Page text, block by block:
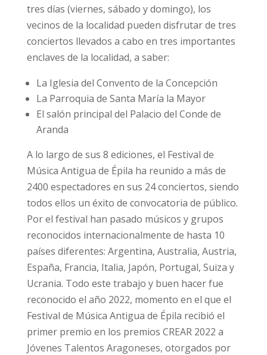
tres días (viernes, sábado y domingo), los
vecinos de la localidad pueden disfrutar de tres
conciertos llevados a cabo en tres importantes
enclaves de la localidad, a saber:
La Iglesia del Convento de la Concepción
La Parroquia de Santa María la Mayor
El salón principal del Palacio del Conde de
Aranda
A lo largo de sus 8 ediciones, el Festival de
Música Antigua de Épila ha reunido a más de
2400 espectadores en sus 24 conciertos, siendo
todos ellos un éxito de convocatoria de público.
Por el festival han pasado músicos y grupos
reconocidos internacionalmente de hasta 10
países diferentes: Argentina, Australia, Austria,
España, Francia, Italia, Japón, Portugal, Suiza y
Ucrania. Todo este trabajo y buen hacer fue
reconocido el año 2022, momento en el que el
Festival de Música Antigua de Épila recibió el
primer premio en los premios CREAR 2022 a
Jóvenes Talentos Aragoneses, otorgados por